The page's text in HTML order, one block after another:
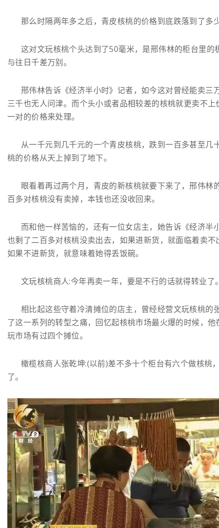
那么时隔两年多之后，青皮核桃的价格到底跌落到了多
这对文玩核桃个头达到了50毫米，是邢伟林的柜台里的
与往日千差万别。
邢伟林告诉《经济半小时》记者，如今这对曾经能卖三
三千也无人问津。而个头小或者品相较差的核桃就更卖不上
一对的价格来处理。
从一千元到几千元的一个青皮核桃，跌到一百多甚至几
桃的价格从天上掉到了地下。
眼看着再过两个月，青皮的新核桃就要下来了，邢伟林
百多对核桃没有卖掉，本钱也还没收回来。
而和他一样苦恼的，还有一位女店主，她告诉《经济半
也剩了二百多对核桃没卖出去，如果进新货，就面临着卖不
如果不进新货，就意味着她得丢饭碗。
文玩核桃商人:今年再卖一年，要是不行的话就得转业了
相比起这些守着冷清摊位的店主，曾经经营文玩核桃的
了这一系列的转型之痛，回忆起核桃市场最火爆的时候，他
玩市场有过四个摊位。
橄榄核商人张乾坤:(以前)差不多十个柜台有六个做核桃
了。